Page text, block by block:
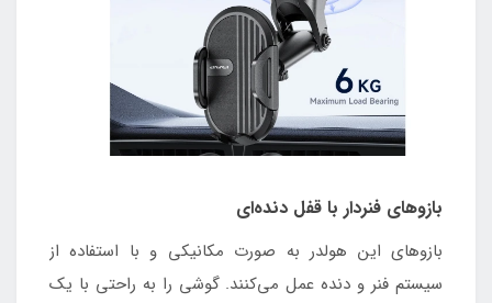
بازوهای فنردار با قفل دنده‌ای
بازوهای این هولدر به صورت مکانیکی و با استفاده از
سیستم فنر و دنده عمل می‌کنند. گوشی را به راحتی با یک